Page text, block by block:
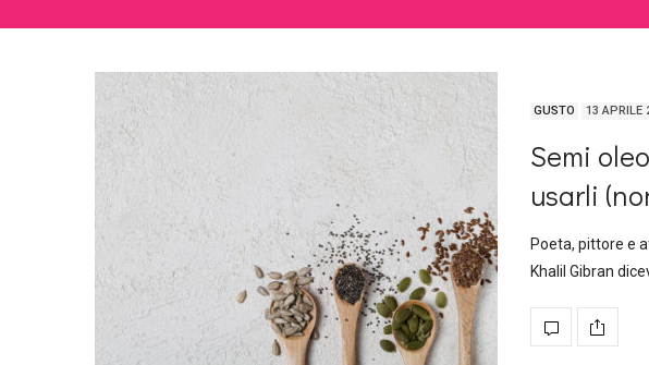
GUSTO 13 APRILE
Semi
usarli
Poeta, pittore e
Khalil Gibran